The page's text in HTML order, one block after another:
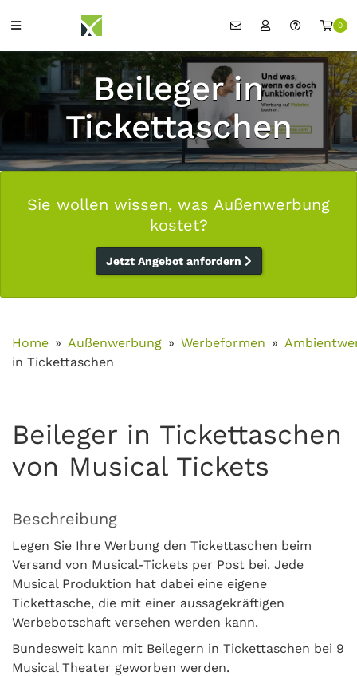
0
Beileger in
Tickettaschen
Sie wollen wissen, was Außenwerbung
kostet?
Jetzt Angebot anfordern
Home Außenwerbung Werbeformen
in Tickettaschen
Beileger in Tickettaschen
von Musical Tickets
Beschreibung
Legen Sie Ihre Werbung den Tickettaschen beim
Versand von Musical-Tickets per Post bei. Jede
Musical Produktion hat dabei eine eigene
Tickettasche, die mit einer aussagekräftigen
Werbebotschaft versehen werden kann.
Bundesweit kann mit Beilegern in Tickettaschen bei 9
Musical Theater geworben werden.